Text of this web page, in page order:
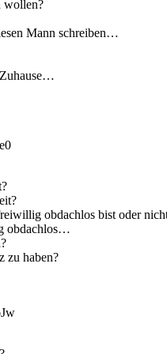
wollen?
Mann schreiben…
Zuhause…
obdachlos bist oder
obdachlos…
zu haben?